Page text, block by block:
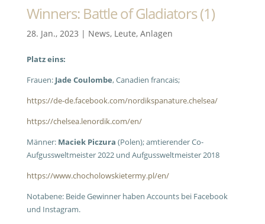
Winners: Battle of Gladiators (1)
28. Jan., 2023 | News, Leute, Anlagen
Platz eins:
Frauen: Jade Coulombe, Canadien francais;
https://de-de.facebook.com/nordikspanature.chelsea/
https://chelsea.lenordik.com/en/
Männer:Maciek Piczura (Polen); amtierender Co-
Aufgussweltmeister 2022 und Aufgussweltmeister 2018
https://www.chocholowskietermy.pl/en/
Notabene: Beide Gewinner haben Accounts bei Facebook
und Instagram.